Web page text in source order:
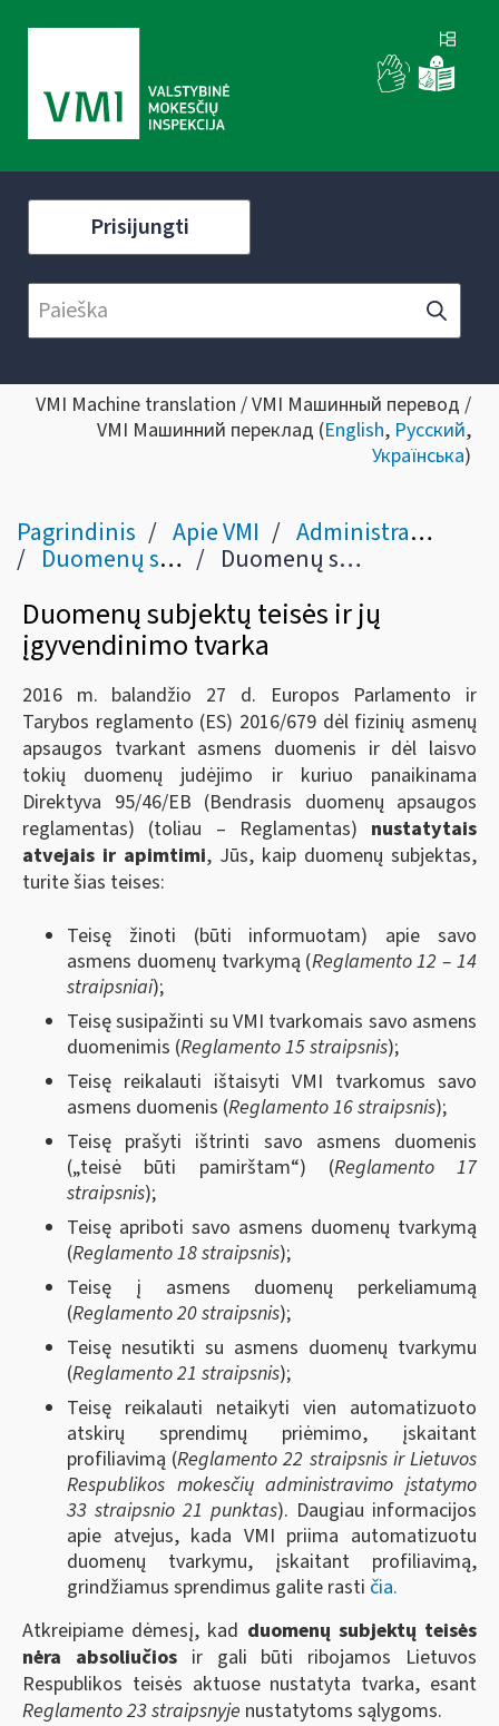
Prisijungti
VMI Machine translation / VMI Машинный перевод /
VMI Машинний переклад (English, Русский,
Українська)
Pagrindinis Apie VMI Administracinė informacija
Duomenų sauga Duomenų subjektų teisės ir jų įgyvendinimo tvarka
Duomenų subjektų teisės ir jų
įgyvendinimo tvarka
2016 m. balandžio 27 d. Europos Parlamento ir
Tarybos reglamento (ES) 2016/679 dėl fizinių asmenų
apsaugos tvarkant asmens duomenis ir dėl laisvo
tokių duomenų judėjimo ir kuriuo panaikinama
Direktyva 95/46/EB (Bendrasis duomenų apsaugos
reglamentas) (toliau – Reglamentas) nustatytais
atvejais ir apimtimi, Jūs, kaip duomenų subjektas,
turite šias teises:
Teisę žinoti (būti informuotam) apie savo
asmens duomenų tvarkymą (Reglamento12 – 14
straipsniai);
Teisę susipažinti su VMI tvarkomais savo asmens
duomenimis (Reglamento 15 straipsnis);
Teisę reikalauti ištaisyti VMI tvarkomus savo
asmens duomenis (Reglamento 16 straipsnis);
Teisę prašyti ištrinti savo asmens duomenis
(„teisė būti pamirštam“) (Reglamento 17
straipsnis);
Teisę apriboti savo asmens duomenų tvarkymą
(Reglamento 18 straipsnis);
Teisę į asmens duomenų perkeliamumą
(Reglamento 20 straipsnis);
Teisę nesutikti su asmens duomenų tvarkymu
(Reglamento 21 straipsnis);
Teisę reikalauti netaikyti vien automatizuoto
atskirų sprendimų priėmimo, įskaitant
profiliavimą (Reglamento 22 straipsnis irLietuvos
Respublikos mokesčių administravimo įstatymo
33 straipsnio 21 punktas). Daugiau informacijos
apie atvejus, kada VMI priima automatizuotu
duomenų tvarkymu, įskaitant profiliavimą,
grindžiamus sprendimus galite rasti čia.
Atkreipiame dėmesį, kad duomenų subjektų teisės
nėra absoliučiosir gali būti ribojamos Lietuvos
Respublikos teisės aktuose nustatyta tvarka, esant
Reglamento 23 straipsnyje nustatytoms sąlygoms.